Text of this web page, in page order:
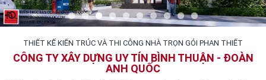
THIẾT KẾ KIẾN TRÚC VÀ THI CÔNG NHÀ TRỌN GÓI PHAN THIẾT
CÔNG TY XÂY DỰNG UY TÍN BÌNH THUẬN - ĐOÀN
ANH QUỐC